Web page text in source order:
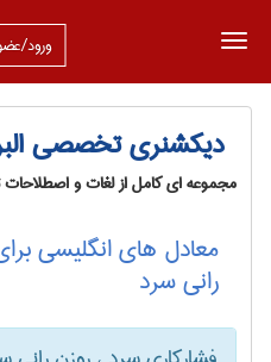
ورود/
دیکشنری تخصصی
مجموعه ای کامل از لغات و
معادل های انگلیسی
رانی سرد